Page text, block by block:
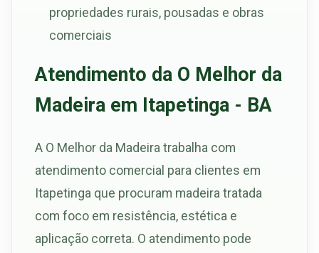
propriedades rurais, pousadas e obras
comerciais
Atendimento da O Melhor da
Madeira em Itapetinga - BA
A O Melhor da Madeira trabalha com
atendimento comercial para clientes em
Itapetinga que procuram madeira tratada
com foco em resistência, estética e
aplicação correta. O atendimento pode